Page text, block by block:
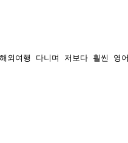
외여행 다니며 저보다 훨씬 영